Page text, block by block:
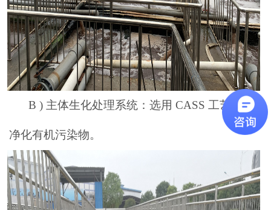
B ) 主体生化处理系统：选用 CASS 工艺去除
净化有机污染物。